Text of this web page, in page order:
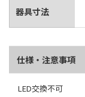
器具寸法
仕様・注意事項
LED交換不可